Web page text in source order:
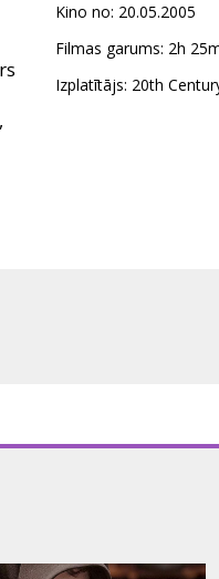
Kino no: 20.05.2005
Filmas garums: 2h
Izplatītājs: 20th